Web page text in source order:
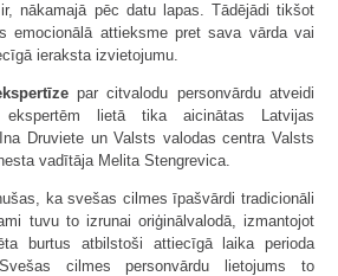
nākamajā pēc datu lapas. Tādējādi tikšot
emocionālā attieksme pret sava vārda vai
ieraksta izvietojumu.
par citvalodu personvārdu atveidi
lietā tika aicinātas Latvijas
Druviete un Valsts valodas centra Valsts
vadītāja Melita Stengrevica.
ka svešas cilmes īpašvārdi tradicionāli
tuvu to izrunai oriģinālvalodā, izmantojot
burtus atbilstoši attiecīgā laika perioda
cilmes personvārdu lietojums to